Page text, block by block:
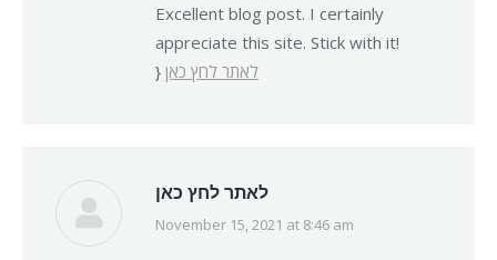
Excellent blog post. I certainly
appreciate this site. Stick with it!
} לאתר לחץ כאן
לאתר לחץ כאן
says:
November 15, 2021 at 8:46 am